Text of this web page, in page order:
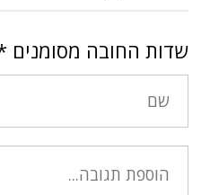
שדות החובה מסומנים